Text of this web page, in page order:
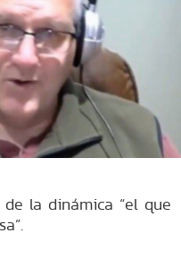
la dinámica “el que